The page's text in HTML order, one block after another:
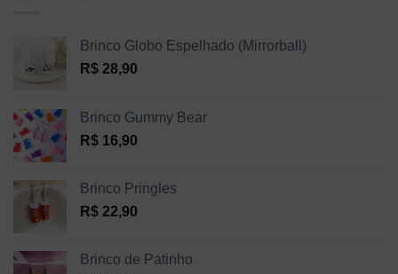
Brinco Globo Espelhado (Mirrorball)
R$ 28,90
Brinco Gummy Bear
R$ 16,90
Brinco Pringles
R$ 22,90
Brinco de Patinho